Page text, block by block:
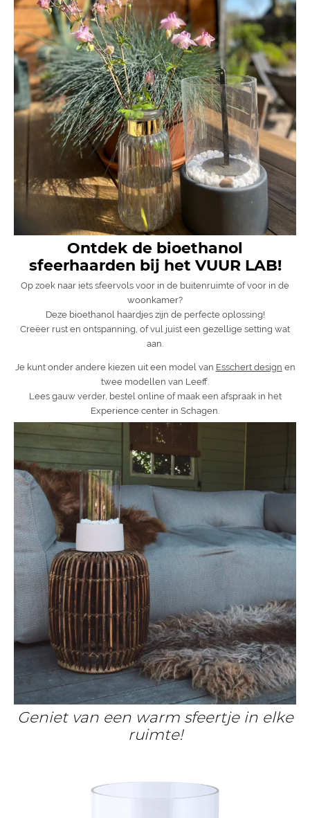
Ontdek de bioethanol
sfeerhaarden bij het VUUR LAB!
Op zoek naar iets sfeervols voor in de buitenruimte of voor in de
woonkamer?
Deze bioethanol haardjes zijn de perfecte oplossing!
Creëer rust en ontspanning, of vul juist een gezellige setting wat
aan.
Je kunt onder andere kiezen uit een model van Esschert design en
twee modellen van Leeff.
Lees gauw verder, bestel online of maak een afspraak in het
Experience center in Schagen.
Geniet van een warm sfeertje in elke
ruimte!